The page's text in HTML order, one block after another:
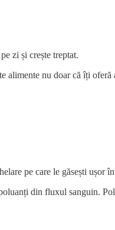
zi și crește treptat.
alimente nu doar că îți
pe care le găsești ușor
din fluxul sanguin.